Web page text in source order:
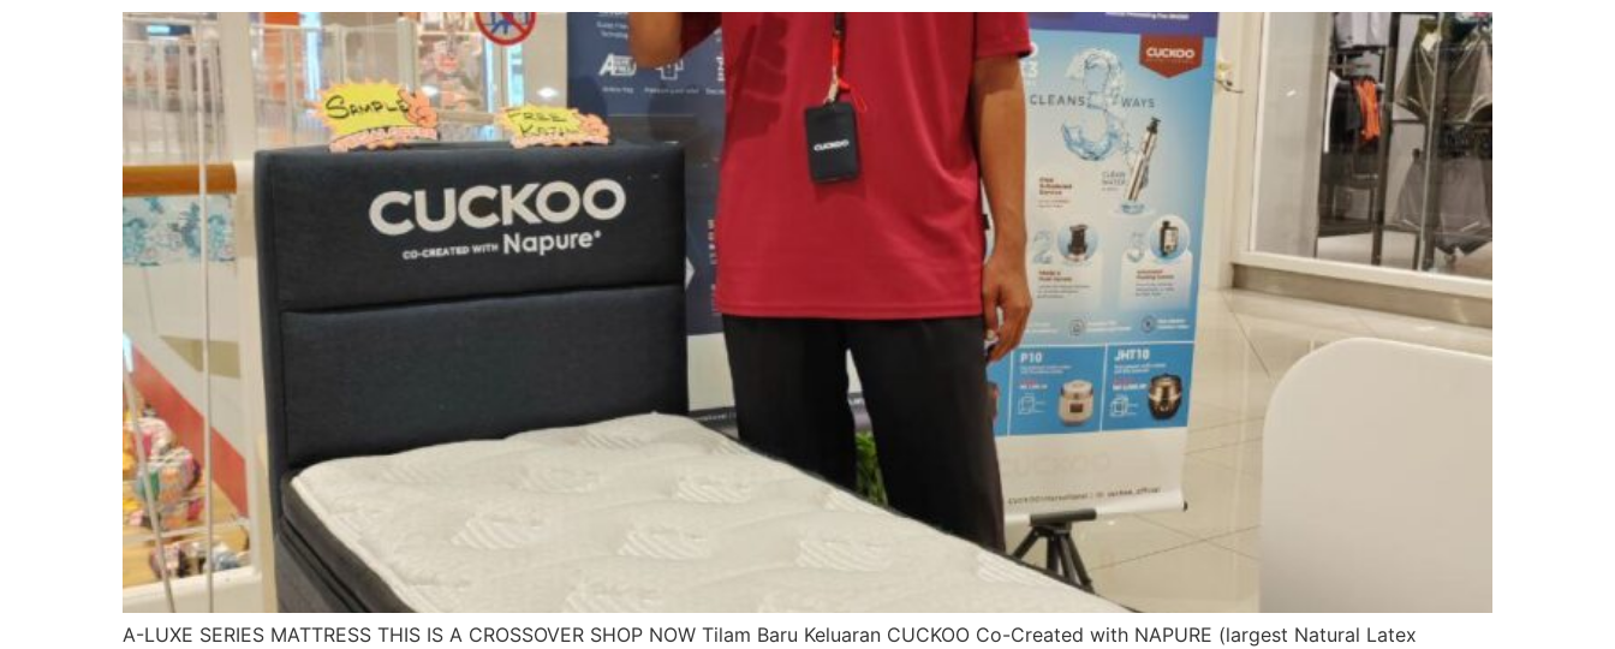
A-LUXE SERIES MATTRESS THIS IS A CROSSOVER SHOP NOW Tilam Baru Keluaran CUCKOO Co-Created with NAPURE (largest Natural Latex